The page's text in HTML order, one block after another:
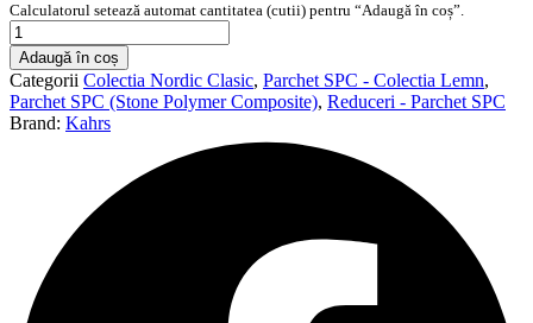
Calculatorul setează automat cantitatea (cutii) pentru “Adaugă în coș”.
Cantitate
Parchet
SPC
Kahrs
Foloi
Click
Adaugă în coș
Categorii Colectia Nordic Clasic, Parchet SPC - Colectia Lemn,
Parchet SPC (Stone Polymer Composite), Reduceri - Parchet SPC
Brand: Kahrs